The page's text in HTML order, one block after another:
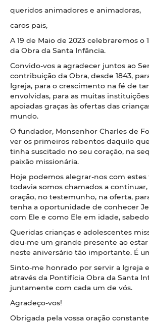
queridos animadores e animadoras,
caros pais,
A 19 de Maio de 2023 celebraremos o
da Obra da Santa Infância.
Convido-vos a agradecer juntos ao
contribuição da Obra, desde 1843,
Igreja, para o crescimento na fé de
envolvidas, para as muitas
apoiadas graças às ofertas das
mundo.
O fundador, Monsenhor Charles de
ver os primeiros rebentos daquilo
tinha suscitado no seu coração, na
paixão missionária.
Hoje podemos alegrar-nos com
todavia somos chamados a
oração, no testemunho, na oferta,
tenha a oportunidade de conhecer
com Ele e como Ele em idade,
Queridas crianças e adolescentes
deu-me um grande presente ao
neste aniversário tão importante. É
Sinto-me honrado por servir a Igreja
através da Pontifícia Obra da Santa
juntamente com cada um de vós.
Agradeço-vos!
Obrigada pela vossa oração constante